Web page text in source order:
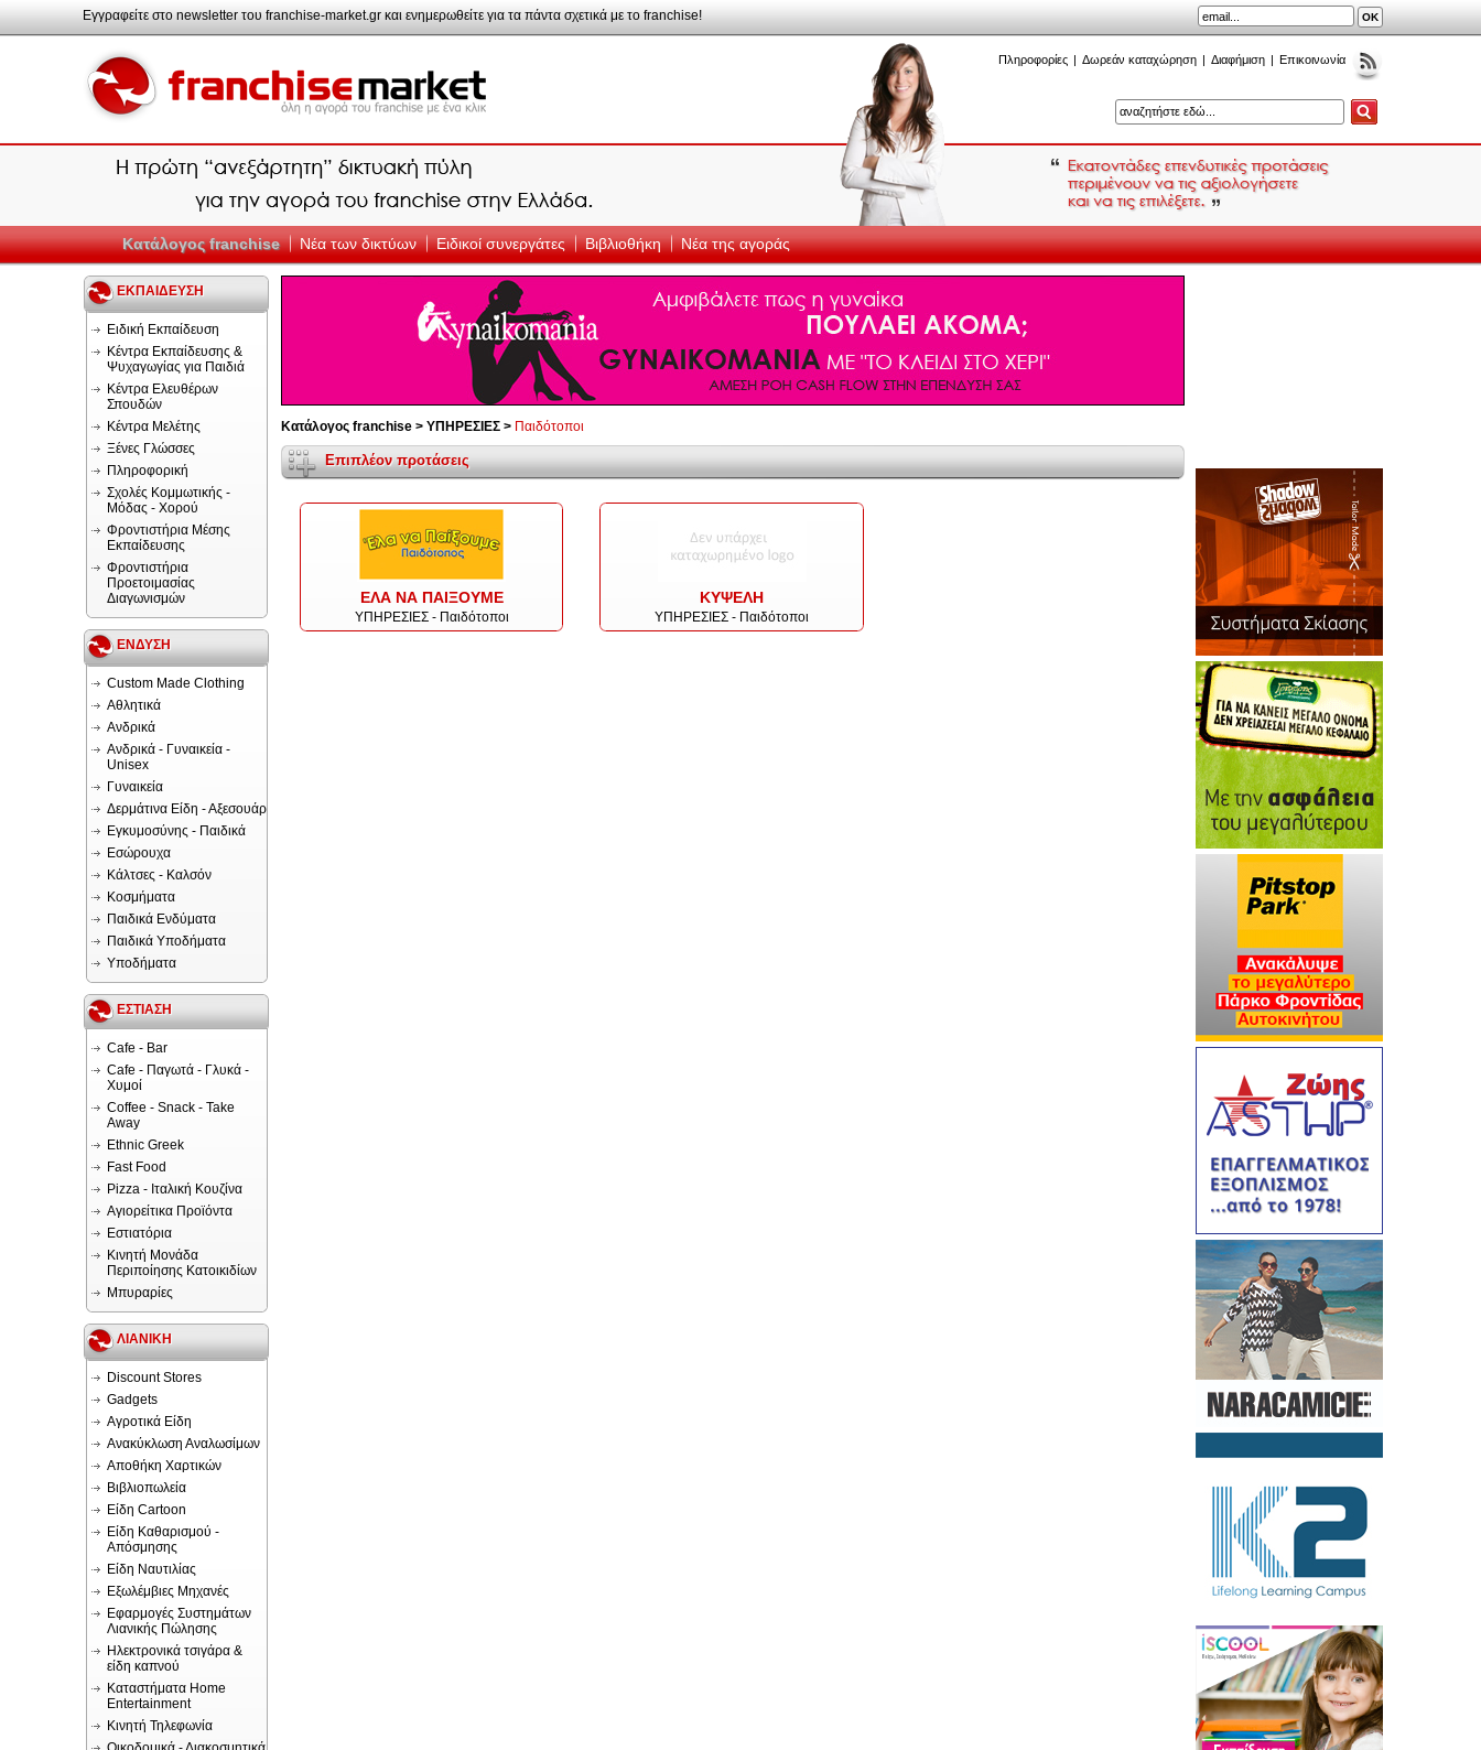
Πληροφορίες | Δωρεάν καταχώρηση | Διαφήμιση | Επικοινωνία
Κατάλογος franchise Νέα των δικτύων Ειδικοί συνεργάτες Βιβλιοθήκη Νέα της αγοράς
ΕΚΠΑΙΔΕΥΣΗ
Ειδική Εκπαίδευση
Κέντρα Εκπαίδευσης &
Ψυχαγωγίας για Παιδιά
Κέντρα Ελευθέρων
Σπουδών
Κέντρα Μελέτης
Ξένες Γλώσσες
Πληροφορική
Σχολές Κομμωτικής -
Μόδας - Χορού
Φροντιστήρια Μέσης
Εκπαίδευσης
Φροντιστήρια
Προετοιμασίας
Διαγωνισμών
ΕΝΔΥΣΗ
Custom Made Clothing
Αθλητικά
Ανδρικά
Ανδρικά - Γυναικεία -
Unisex
Γυναικεία
Δερμάτινα Είδη - Αξεσουάρ
Εγκυμοσύνης - Παιδικά
Εσώρουχα
Κάλτσες - Καλσόν
Κοσμήματα
Παιδικά Ενδύματα
Παιδικά Υποδήματα
Υποδήματα
ΕΣΤΙΑΣΗ
Cafe - Bar
Cafe - Παγωτά - Γλυκά -
Χυμοί
Coffee - Snack - Take
Away
Ethnic Greek
Fast Food
Pizza - Ιταλική Κουζίνα
Αγιορείτικα Προϊόντα
Εστιατόρια
Κινητή Μονάδα
Περιποίησης Κατοικιδίων
Μπυραρίες
ΛΙΑΝΙΚΗ
Discount Stores
Gadgets
Αγροτικά Είδη
Ανακύκλωση Αναλωσίμων
Αποθήκη Χαρτικών
Βιβλιοπωλεία
Είδη Cartoon
Είδη Καθαρισμού -
Απόσμησης
Είδη Ναυτιλίας
Εξωλέμβιες Μηχανές
Εφαρμογές Συστημάτων
Λιανικής Πώλησης
Ηλεκτρονικά τσιγάρα &
είδη καπνού
Καταστήματα Home
Entertainment
Κινητή Τηλεφωνία
Κατάλογος franchise >ΥΠΗΡΕΣΙΕΣ > Παιδότοποι
Επιπλέον προτάσεις
ΕΛΑ ΝΑ ΠΑΙΞΟΥΜΕ
ΥΠΗΡΕΣΙΕΣ - Παιδότοποι
ΚΥΨΕΛΗ
ΥΠΗΡΕΣΙΕΣ - Παιδότοποι
Εγγραφείτε στο newsletter του franchise-market.gr και ενημερωθείτε για τα πάντα σχετικά με το franchise!